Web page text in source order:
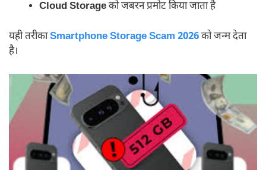
Cloud Storageको जबरन प्रमोट किया जाता है
यही तरीकाSmartphone Storage Scam 2026को जन्म देता
है।